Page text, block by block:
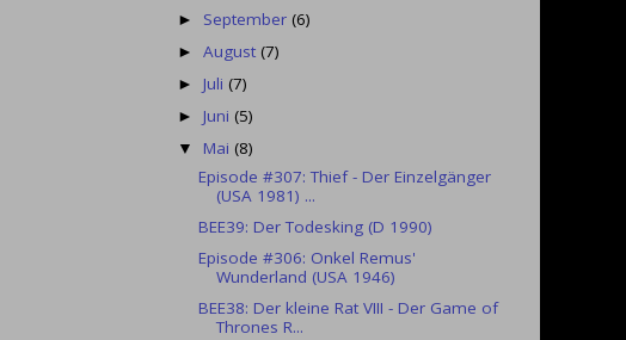
► September(6)
►August(7)
► Juli(7)
► Juni(5)
▼ Mai(8)
Episode #307: Thief - Der Einzelgänger
(USA 1981) ...
BEE39: Der Todesking (D 1990)
Episode #306: Onkel Remus'
Wunderland (USA 1946)
BEE38: Der kleine Rat VIII - Der Game of
Thrones R...